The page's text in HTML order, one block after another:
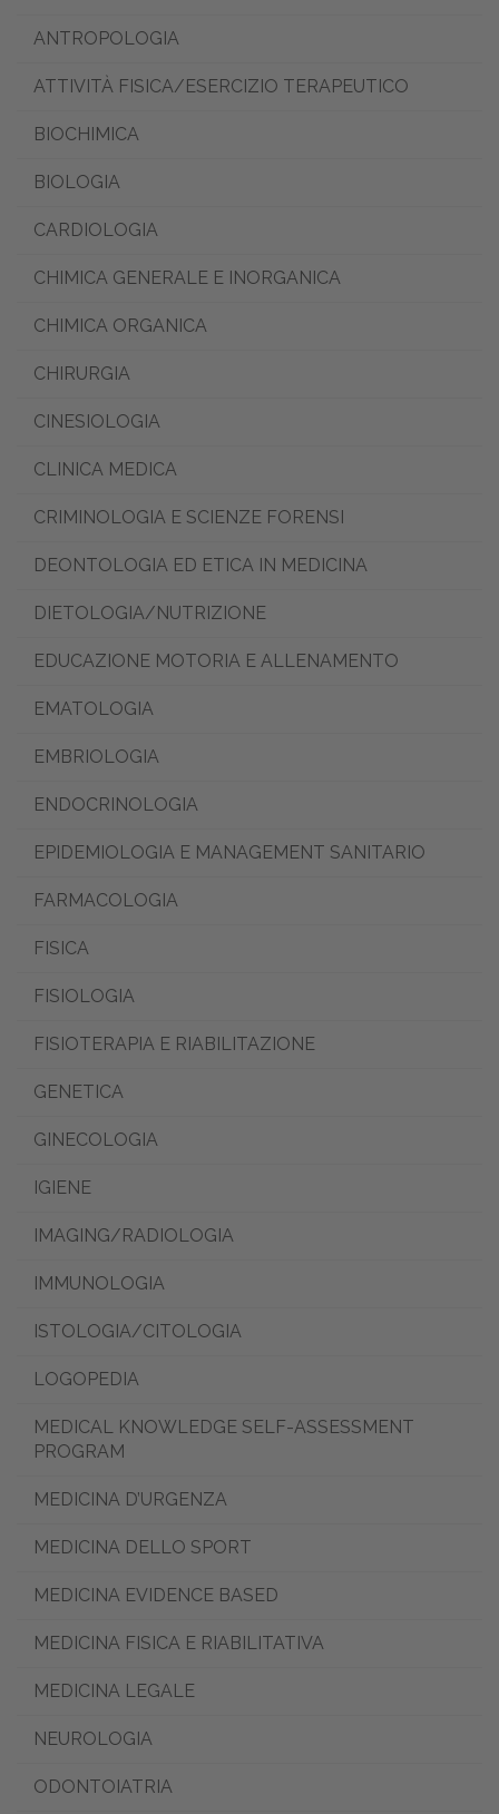
ANTROPOLOGIA
ATTIVITÀ FISICA/ESERCIZIO TERAPEUTICO
BIOCHIMICA
BIOLOGIA
CARDIOLOGIA
CHIMICA GENERALE E INORGANICA
CHIMICA ORGANICA
CHIRURGIA
CINESIOLOGIA
CLINICA MEDICA
CRIMINOLOGIA E SCIENZE FORENSI
DEONTOLOGIA ED ETICA IN MEDICINA
DIETOLOGIA/NUTRIZIONE
EDUCAZIONE MOTORIA E ALLENAMENTO
EMATOLOGIA
EMBRIOLOGIA
ENDOCRINOLOGIA
EPIDEMIOLOGIA E MANAGEMENT SANITARIO
FARMACOLOGIA
FISICA
FISIOLOGIA
FISIOTERAPIA E RIABILITAZIONE
GENETICA
GINECOLOGIA
IGIENE
IMAGING/RADIOLOGIA
IMMUNOLOGIA
ISTOLOGIA/CITOLOGIA
LOGOPEDIA
MEDICAL KNOWLEDGE SELF-ASSESSMENT
PROGRAM
MEDICINA D’URGENZA
MEDICINA DELLO SPORT
MEDICINA EVIDENCE BASED
MEDICINA FISICA E RIABILITATIVA
MEDICINA LEGALE
NEUROLOGIA
ODONTOIATRIA